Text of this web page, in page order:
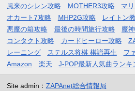
風来のシレン攻略
MOTHER3攻略 マ
オカート7攻略
MHP2G攻略
レイトン
悪魔の箱攻略
最後の時間旅行攻略 魔
コンタクト攻略
カードヒーロー攻略
レーニング
ステルス将棋 棋譜再生
フ
Amazon
楽天 J-POP最新人気曲ランキ
Site admin： ZAPAnet総合情報局